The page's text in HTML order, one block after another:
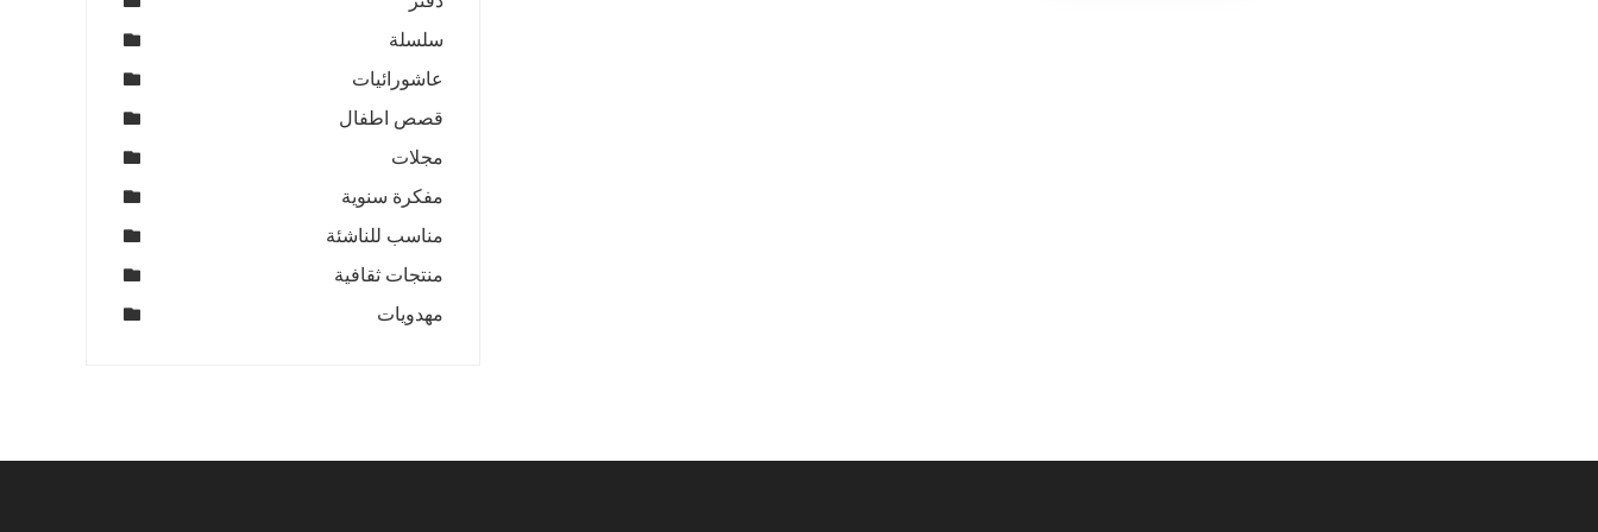
سلسلة
عاشورائيات
قصص اطفال
مجلات
مفكرة سنوية
مناسب للناشئة
منتجات ثقافية
مهدويات